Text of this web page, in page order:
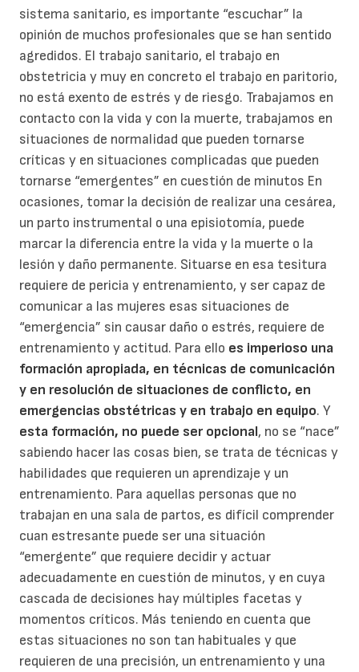
sistema sanitario, es importante “escuchar” la
opinión de muchos profesionales que se han sentido
agredidos. El trabajo sanitario, el trabajo en
obstetricia y muy en concreto el trabajo en paritorio,
no está exento de estrés y de riesgo. Trabajamos en
contacto con la vida y con la muerte, trabajamos en
situaciones de normalidad que pueden tornarse
críticas y en situaciones complicadas que pueden
tornarse “emergentes” en cuestión de minutos En
ocasiones, tomar la decisión de realizar una cesárea,
un parto instrumental o una episiotomía, puede
marcar la diferencia entre la vida y la muerte o la
lesión y daño permanente. Situarse en esa tesitura
requiere de pericia y entrenamiento, y ser capaz de
comunicar a las mujeres esas situaciones de
“emergencia” sin causar daño o estrés, requiere de
entrenamiento y actitud. Para ello es imperioso una
formación apropiada, en técnicas de comunicación
y en resolución de situaciones de conflicto, en
emergencias obstétricas y en trabajo en equipo. Y
esta formación, no puede ser opcional, no se “nace”
sabiendo hacer las cosas bien, se trata de técnicas y
habilidades que requieren un aprendizaje y un
entrenamiento. Para aquellas personas que no
trabajan en una sala de partos, es difícil comprender
cuan estresante puede ser una situación
“emergente” que requiere decidir y actuar
adecuadamente en cuestión de minutos, y en cuya
cascada de decisiones hay múltiples facetas y
momentos críticos. Más teniendo en cuenta que
estas situaciones no son tan habituales y que
requieren de una precisión, un entrenamiento y una